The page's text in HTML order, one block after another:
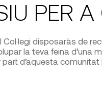
PER A
Col·legi disposaràs de
la teva feina d’una
d’aquesta